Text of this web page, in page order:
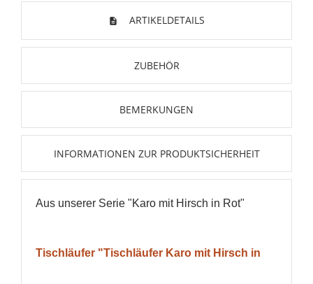
ARTIKELDETAILS
ZUBEHÖR
BEMERKUNGEN
INFORMATIONEN ZUR PRODUKTSICHERHEIT
Aus unserer Serie "Karo mit Hirsch in Rot"
Tischläufer "Tischläufer Karo mit Hirsch in